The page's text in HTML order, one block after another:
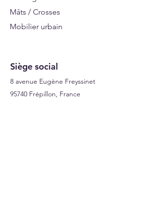
:LED
Télécharger la fiche produit
Mâts / Crosses
Mobilier urbain
Siège social
8 avenue Eugène Freyssinet
95740 Frépillon, France